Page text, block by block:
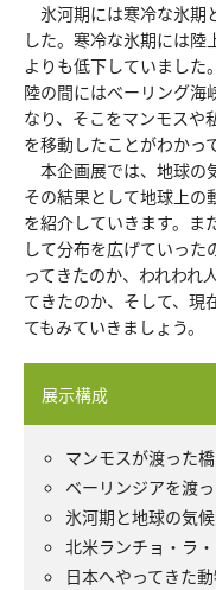
氷河期には寒冷な氷期
した。寒冷な氷期には
よりも低下していました
陸の間にはべーリング海
なり、そこをマンモスや
を移動したことがわかっ
本企画展では、地球の
その結果として地球上の
を紹介していきます。ま
して分布を広げていった
ってきたのか、われわれ
てきたのか、そして、現
てもみていきましょう。
展示構成
マンモスが渡った橋
ベーリンジアを渡
氷河期と地球の気
北米ランチョ・ラ
日本へやってきた